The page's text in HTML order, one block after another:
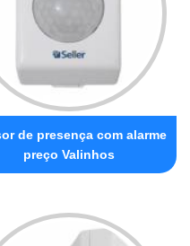
de presença com alarme
preço Valinhos